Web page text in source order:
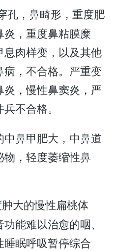
孔，鼻畸形，重度肥
，重度鼻粘膜糜
肉样变，以及其他
，不合格。严重变
，慢性鼻窦炎，严
不合格。
鼻甲肥大，中鼻道
，轻度萎缩性鼻
大的慢性扁桃体
能难以治愈的咽、
眠呼吸暂停综合